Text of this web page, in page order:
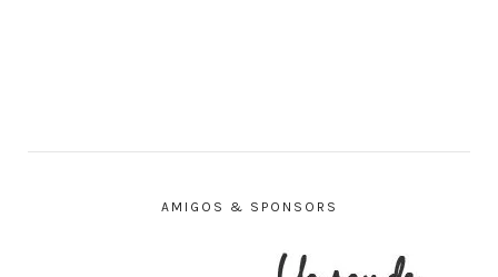
AMIGOS & SPONSORS